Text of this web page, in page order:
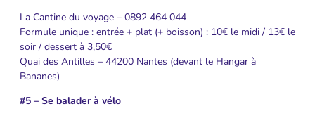
La Cantine du voyage – 0892 464 044
Formule unique : entrée + plat (+ boisson) : 10€ le midi / 13€ le
soir / dessert à 3,50€
Quai des Antilles – 44200 Nantes (devant le Hangar à
Bananes)
#5 – Se balader à vélo